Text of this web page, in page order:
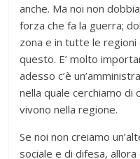
anche. Ma noi non
forza che fa la guerra;
zona e in tutte le
questo. E’ molto
adesso c’è
nella quale cerchiamo
vivono nella regione.
Se noi non creiamo
sociale e di difesa,